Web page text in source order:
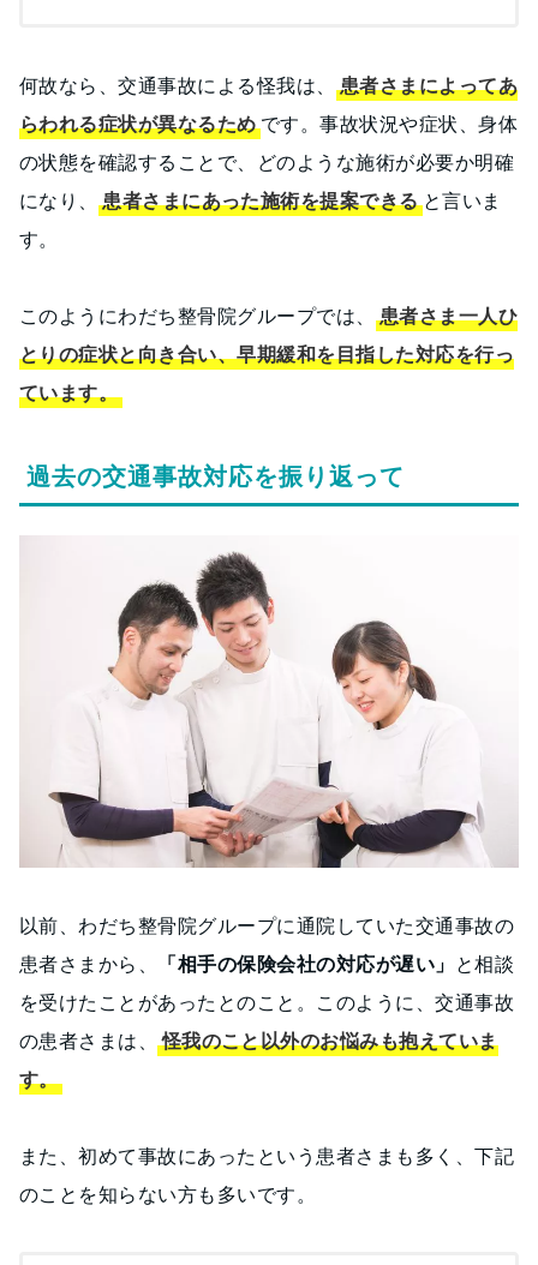
何故なら、交通事故による怪我は、
患者さまによってあ
らわれる症状が異なるためです。事故状況や症状、身体
の状態を確認することで、どのような施術が必要か明確
になり、
患者さまにあった施術を提案できると言いま
す。
このようにわだち整骨院グループでは、
患者さま一人ひ
とりの症状と向き合い、早期緩和を目指した対応を行っ
ています。
過去の交通事故対応を振り返って
以前、わだち整骨院グループに通院していた交通事故の
患者さまから、
「相手の保険会社の対応が遅い」 と相談
を受けたことがあったとのこと。このように、交通事故
の患者さまは、怪我のこと以外のお悩みも抱えていま
す。
また、初めて事故にあったという患者さまも多く、下記
のことを知らない方も多いです。